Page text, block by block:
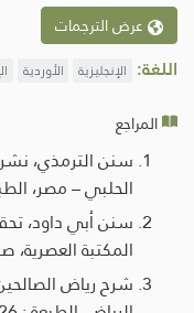
عرض الترجمات
اللغة: الإنجليزية الأوردية
المراجع
سنن الترمذي،
الحلبي – مصر، الطبعة:
سنن أبي داود،
المكتبة العصرية،
شرح رياض